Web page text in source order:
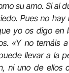
su amo. Si al
Pues no
yo os digo en
«Y no temáis
llevar a la
ni uno de